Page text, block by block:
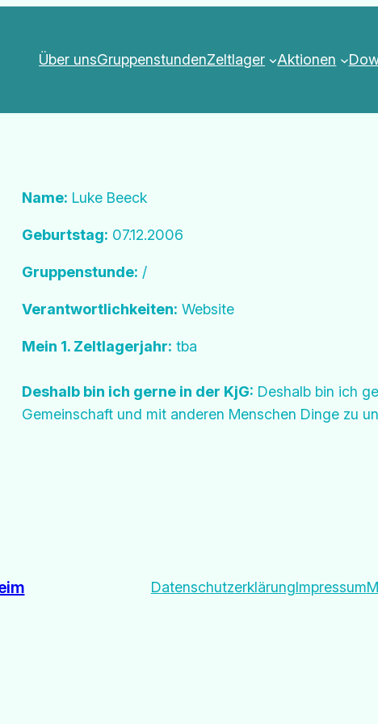
Über unsGruppenstundenZeltlager Aktionen
Name: Luke Beeck
Geburtstag: 07.12.2006
Gruppenstunde: /
Verantwortlichkeiten: Website
Mein 1. Zeltlagerjahr: tba
Deshalb bin ich gerne in der KjG: Deshalb bin ich
Gemeinschaft und mit anderen Menschen Dinge zu
DatenschutzerklärungImpressum